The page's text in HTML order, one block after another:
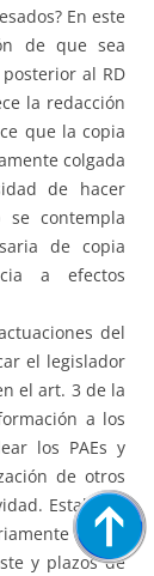
En este
de que sea
al RD
la redacción
que la copia
colgada
de hacer
contempla
de copia
a efectos
del
el legislador
el art. 3 de la
a los
los PAEs y
de otros
Establece
ha de
y plazos de